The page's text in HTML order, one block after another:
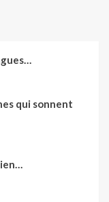
qui sonnent